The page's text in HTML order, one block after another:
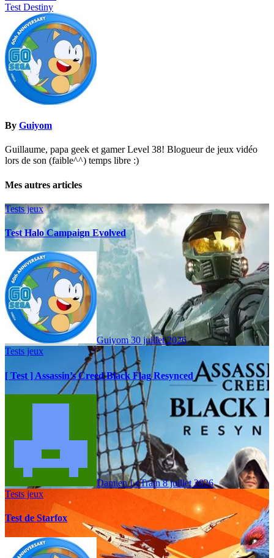
de
l’article
Test Destiny
By Guiyom
Guillaume, papa geek et gamer Level 38! Blogueur de jeux vidéo
lors de son (faible^^) temps libre :)
Mes autres articles
Tests jeux
Test Halo Campaign Evolved
Guiyom30 juillet 2026
Tests jeux
[ Test ] Assassin’s Creed Black Flag Resynced
Damien LeTrain8 juillet 2026
Tests jeux
Test de Starfox